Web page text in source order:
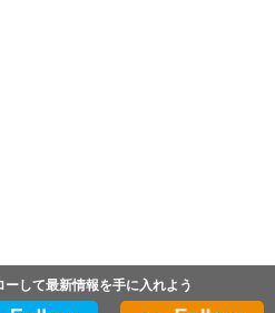
して最新情報を手に入れよう